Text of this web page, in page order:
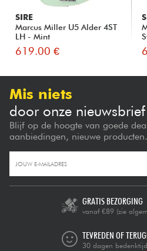
SIRE
Marcus Miller U5 Alder 4ST
LH - Mint
619.00 €
Mis niets
door onze
Blijf op de hoogte van goede
aanbiedingen, nieuwe
GRATIS BEZORGING
vanaf €89 (zie
TEVREDEN OF
30 dagen bedenktijd